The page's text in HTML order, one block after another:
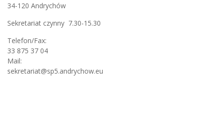
34-120 Andrychów
Sekretariat czynny 7.30-15.30
Telefon/Fax:
33 875 37 04
Mail:
sekretariat@sp5.andrychow.eu